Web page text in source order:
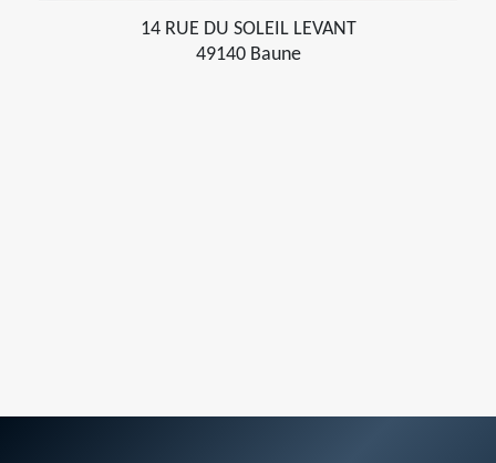
14 RUE DU SOLEIL LEVANT
49140 Baune